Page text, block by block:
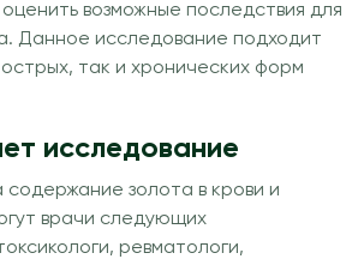
возможные последствия для
Данное исследование подходит
острых, так и хронических форм
исследование
содержание золота в крови и
врачи следующих
ревматологи,